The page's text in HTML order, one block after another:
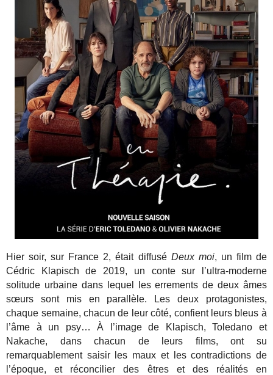
Hier soir, sur France 2, était diffusé Deux moi, un film de
Cédric Klapisch de 2019, un conte sur l’ultra-moderne
solitude urbaine dans lequel les errements de deux âmes
sœurs sont mis en parallèle. Les deux protagonistes,
chaque semaine, chacun de leur côté, confient leurs bleus à
l’âme à un psy… À l’image de Klapisch, Toledano et
Nakache, dans chacun de leurs films, ont su
remarquablement saisir les maux et les contradictions de
l’époque, et réconcilier des êtres et des réalités en